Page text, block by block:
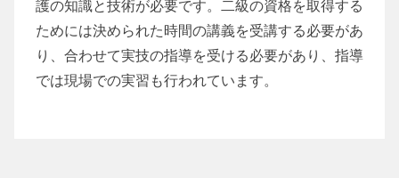
護の知識と技術が必要です。二級の資格を取得する
ためには決められた時間の講義を受講する必要があ
り、合わせて実技の指導を受ける必要があり、指導
では現場での実習も行われています。